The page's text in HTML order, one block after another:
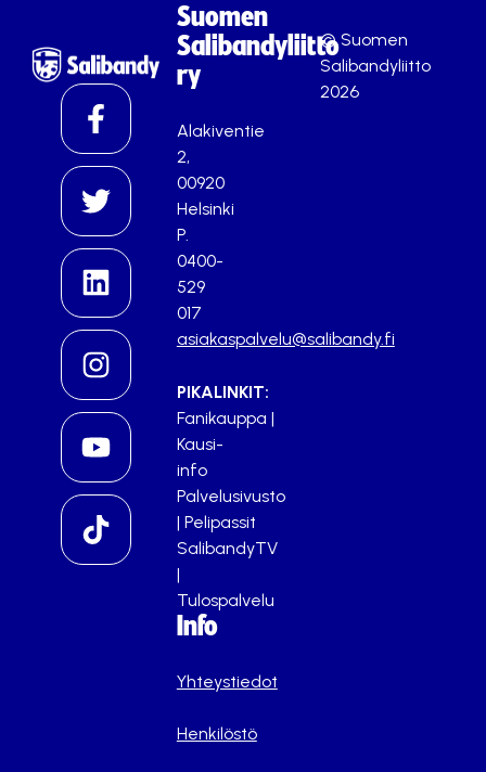
Suomen
Salibandyliitto
ry
Alakiventie
2,
00920
Helsinki
P.
0400-
529
017
asiakaspalvelu@salibandy.fi
PIKALINKIT:
Fanikauppa |
Kausi-
info
Palvelusivusto
| Pelipassit
SalibandyTV
|
Tulospalvelu
Info
Yhteystiedot
Henkilöstö
© Suomen
Salibandyliitto
2026